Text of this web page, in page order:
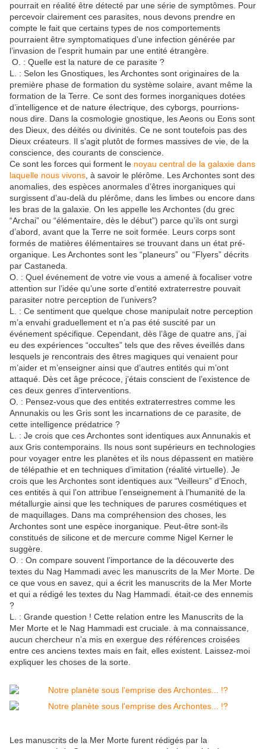
pourrait en réalité être détecté par une série de symptômes. Pour
percevoir clairement ces parasites, nous devons prendre en
compte le fait que certains types de nos comportements
pourraient être symptomatiques d’une infection générée par
l’invasion de l’esprit humain par une entité étrangère.
O. : Quelle est la nature de ce parasite ?
L. : Selon les Gnostiques, les Archontes sont originaires de la
première phase de formation du système solaire, avant même la
formation de la Terre. Ce sont des formes inorganiques dotées
d’intelligence et de nature électrique, des cyborgs, pourrions-
nous dire. Dans la cosmologie gnostique, les Aeons ou Eons sont
des Dieux, des déités ou divinités. Ce ne sont toutefois pas des
Dieux créateurs. Il s’agit plutôt de formes massives de vie, de la
conscience, des courants de conscience.
Ce sont les forces qui forment le noyau central de la galaxie dans
laquelle nous vivons , à savoir le plérôme. Les Archontes sont des
anomalies, des espèces anormales d’êtres inorganiques qui
surgissent d’au-delà du plérôme, dans les limbes ou encore dans
les bras de la galaxie. On les appelle les Archontes (du grec
“Archai” ou “élémentaire, dès le début”) parce qu’ils ont surgi
d’abord, avant que la Terre ne soit formée. Leurs corps sont
formés de matières élémentaires se trouvant dans un état pré-
organique. Les Archontes sont les “planeurs” ou “Flyers” décrits
par Castaneda.
O. : Quel événement de votre vie vous a amené à focaliser votre
attention sur l’idée qu’une sorte d’entité extraterrestre pouvait
parasiter notre perception de l’univers?
L. : Ce sentiment que quelque chose manipulait notre perception
m’a envahi graduellement et n’a pas été suscité par un
événement spécifique. Cependant, dès l’âge de quatre ans, j’ai
eu des expériences “occultes” tels que des rêves éveillés dans
lesquels je rencontrais des êtres magiques qui venaient pour
m’aider et m’enseigner ainsi que d’autres entités qui m’ont
attaqué. Dès cet âge précoce, j’étais conscient de l’existence de
ces deux genres d’interventions.
O. : Pensez-vous que des entités extraterrestres comme les
Annunakis ou les Gris sont les incarnations de ce parasite, de
cette intelligence prédatrice ?
L. : Je crois que ces Archontes sont identiques aux Annunakis et
aux Gris contemporains. Ils nous sont supérieurs en technologies
pour voyager entre les planètes et ils nous dépassent en matière
de télépathie et en techniques d’imitation (réalité virtuelle). Je
crois que les Archontes sont identiques aux “Veilleurs” d’Enoch,
ces entités à qui l’on attribue l’enseignement à l’humanité de la
métallurgie ainsi que les techniques de parures cosmétiques et
de maquillages. Dans ma compréhension des choses, les
Archontes sont une espèce inorganique. Peut-être sont-ils
constitués de silicone et de mercure comme Nigel Kerner le
suggère.
O. : On compare souvent l’importance de la découverte des
textes du Nag Hammadi avec les manuscrits de la Mer Morte. De
ce que vous en savez, qui a écrit les manuscrits de la Mer Morte
et qui a rédigé les textes du Nag Hammadi. était-ce des ennemis
?
L. : Grande question ! Cette relation entre les Manuscrits de la
Mer Morte et le Nag Hammadi est cruciale. à ma connaissance,
aucun chercheur n’a mis en exergue des références croisées
entre ces anciens textes mais en fait, elles existent. Laissez-moi
expliquer les choses de la sorte.
Les manuscrits de la Mer Morte furent rédigés par la